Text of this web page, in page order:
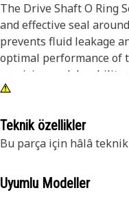
The Drive Shaft O Ring
and effective seal
prevents fluid leakage
optimal performance of
precision and
conditions, contributing
Attributes:
• Prevent contaminants
• Designed to be
Teknik özellikler
Bu parça için hâlâ teknik
Uyumlu Modeller